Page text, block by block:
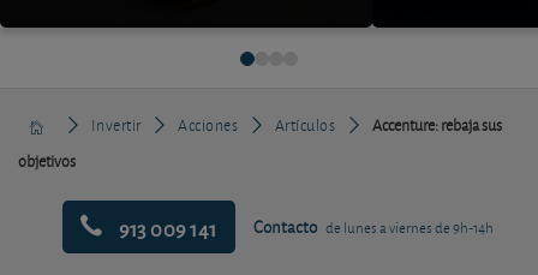
Invertir Acciones Artículos
Accenture: rebaja sus
objetivos
913 009 141 Contacto de lunes a viernes de 9h-14h